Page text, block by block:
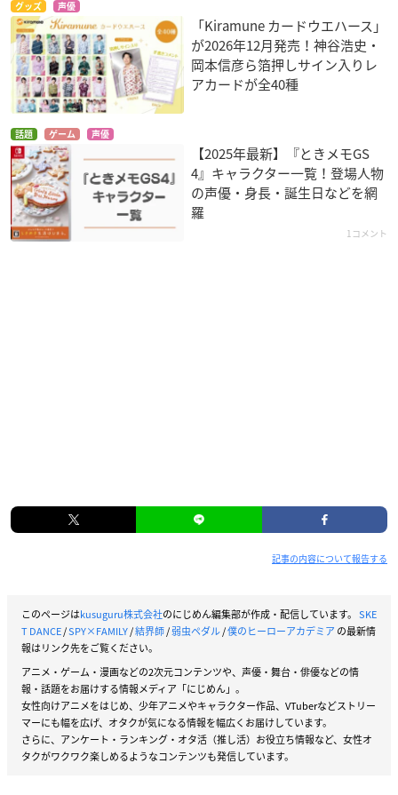
グッズ 声優
「Kiramune カードウエハース」
が2026年12月発売！神谷浩史・
岡本信彦ら箔押しサイン入りレ
アカードが全40種
話題 ゲーム 声優
【2025年最新】『ときメモGS
4』キャラクター一覧！登場人物
の声優・身長・誕生日などを網
羅
1コメント
記事の内容について報告する
このページはkusuguru株式会社のにじめん編集部が作成・配信しています。 SKE
T DANCE/SPY×FAMILY/結界師/弱虫ペダル/僕のヒーローアカデミア の最新情
報はリンク先をご覧ください。
アニメ・ゲーム・漫画などの2次元コンテンツや、声優・舞台・俳優などの情
報・話題をお届けする情報メディア「にじめん」。
女性向けアニメをはじめ、少年アニメやキャラクター作品、VTuberなどストリー
マーにも幅を広げ、オタクが気になる情報を幅広くお届けしています。
さらに、アンケート・ランキング・オタ活（推し活）お役立ち情報など、女性オ
タクがワクワク楽しめるようなコンテンツも発信しています。